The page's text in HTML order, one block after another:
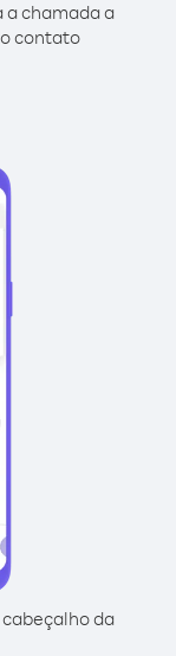
a chamada a
contato
da